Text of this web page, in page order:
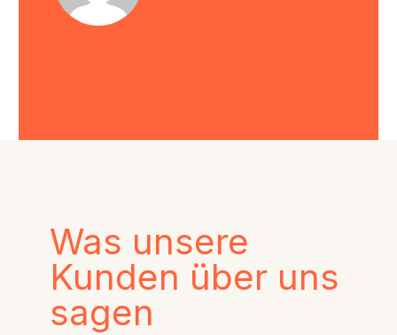
Was unsere
Kunden über uns
sagen